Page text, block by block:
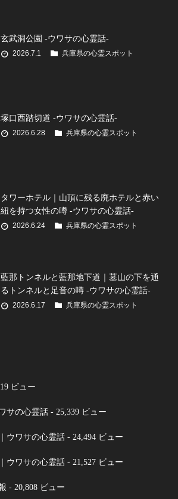
玄武洞公園 -ウワサの心霊話-
2026.7.1 兵庫県の心霊スポット
塚口西踏切道 -ウワサの心霊話-
2026.6.28 兵庫県の心霊スポット
タワーホテル｜山頂に残る廃ホテルと赤い
紐を持つ女性の噂 -ウワサの心霊話-
2026.6.24 兵庫県の心霊スポット
藍那トンネルと藍那地下道｜墓山の下を通
るトンネルと足音の噂 -ウワサの心霊話-
2026.6.17 兵庫県の心霊スポット
ビュー
サの心霊話 - 25,339 ビュー
ウワサの心霊話 - 24,494 ビュー
ウワサの心霊話 - 21,527 ビュー
- 20,808 ビュー